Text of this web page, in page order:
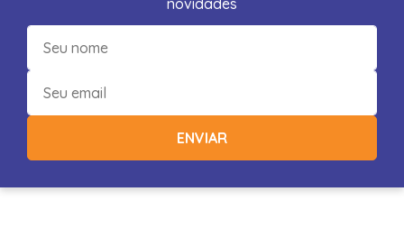
ENVIAR